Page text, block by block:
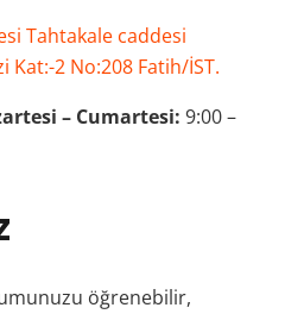
Tahtakale caddesi
Kat:-2 No:208 Fatih/İST.
– Cumartesi: 9:00 –
öğrenebilir,